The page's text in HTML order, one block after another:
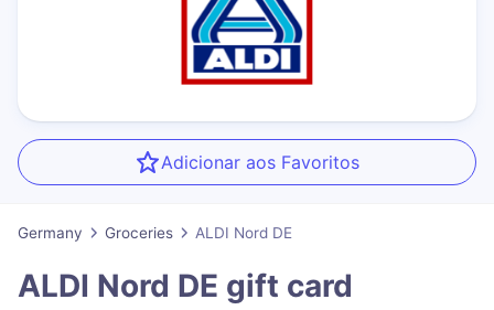
Adicionar aos Favoritos
Germany Groceries ALDI Nord DE
ALDI Nord DE gift card